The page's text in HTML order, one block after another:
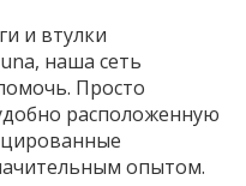
и втулки
наша сеть
Просто
расположенную
опытом.